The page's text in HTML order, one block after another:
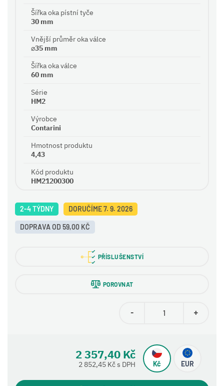
Šířka oka pístní tyče
30 mm
Vnější průměr oka válce
⌀35 mm
Šířka oka válce
60 mm
Série
HM2
Výrobce
Contarini
Hmotnost produktu
4,43
Kód produktu
HM21200300
2-4 TÝDNY DORUČÍME 7. 9. 2026
DOPRAVA OD 59,00 KČ
- +
POROVNAT
PŘÍSLUŠENSTVÍ
2 357,40 Kč
2 852,45 Kč s DPH Kč EUR